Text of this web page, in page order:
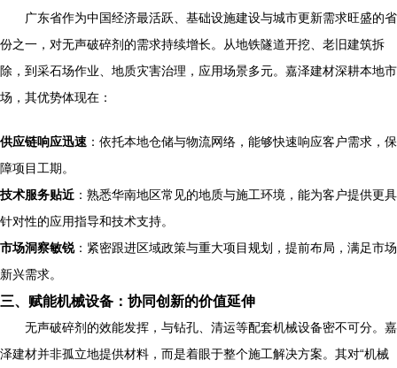
广东省作为中国经济最活跃、基础设施建设与城市更新需求旺盛的省
份之一，对无声破碎剂的需求持续增长。从地铁隧道开挖、老旧建筑拆
除，到采石场作业、地质灾害治理，应用场景多元。嘉泽建材深耕本地市
场，其优势体现在：
供应链响应迅速 ：依托本地仓储与物流网络，能够快速响应客户需求，保
障项目工期。
技术服务贴近 ：熟悉华南地区常见的地质与施工环境，能为客户提供更具
针对性的应用指导和技术支持。
市场洞察敏锐：紧密跟进区域政策与重大项目规划，提前布局，满足市场
新兴需求。
三、赋能机械设备：协同创新的价值延伸
无声破碎剂的效能发挥，与钻孔、清运等配套机械设备密不可分。嘉
泽建材并非孤立地提供材料，而是着眼于整个施工解决方案。其对“机械